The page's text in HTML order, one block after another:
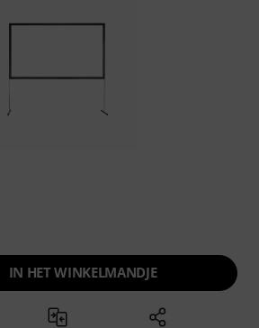
IN HET WINKELMANDJE